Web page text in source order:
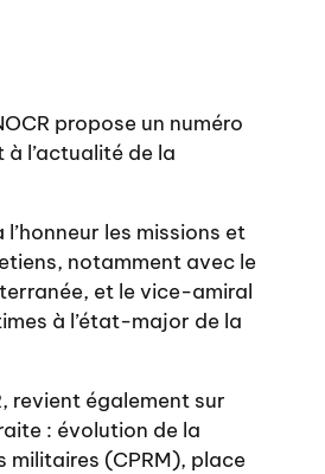
propose un numéro
l’actualité de la
les missions et
notamment avec le
et le vice-amiral
à l’état-major de la
revient également sur
: évolution de la
(CPRM), place